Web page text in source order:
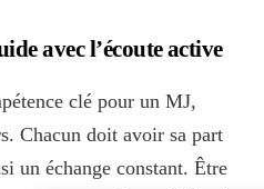
avec l’écoute active
clé pour un MJ,
Chacun doit avoir sa part
un échange constant. Être